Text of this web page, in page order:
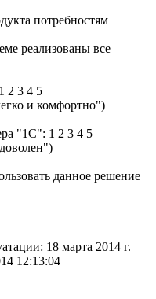
потребностям
реализованы все
2 3 4 5
и комфортно")
"1С": 1 2 3 4 5
данное решение
18 марта 2014 г.
12:13:04